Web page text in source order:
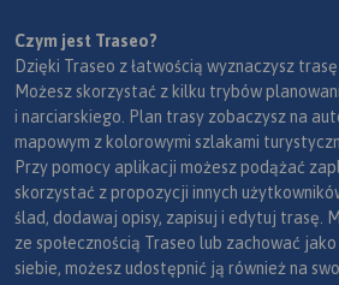
Czym jest Traseo?
Dzięki Traseo z łatwością wyznaczysz
Możesz skorzystać z kilku trybów
i narciarskiego. Plan trasy zobaczysz na
mapowym z kolorowymi szlakami
Przy pomocy aplikacji możesz podążać
skorzystać z propozycji innych
ślad, dodawaj opisy, zapisuj i edytuj trasę.
ze społecznością Traseo lub zachować
siebie, możesz udostępnić ją również na